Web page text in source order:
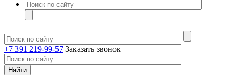
+7 391 219-99-57 Заказать звонок